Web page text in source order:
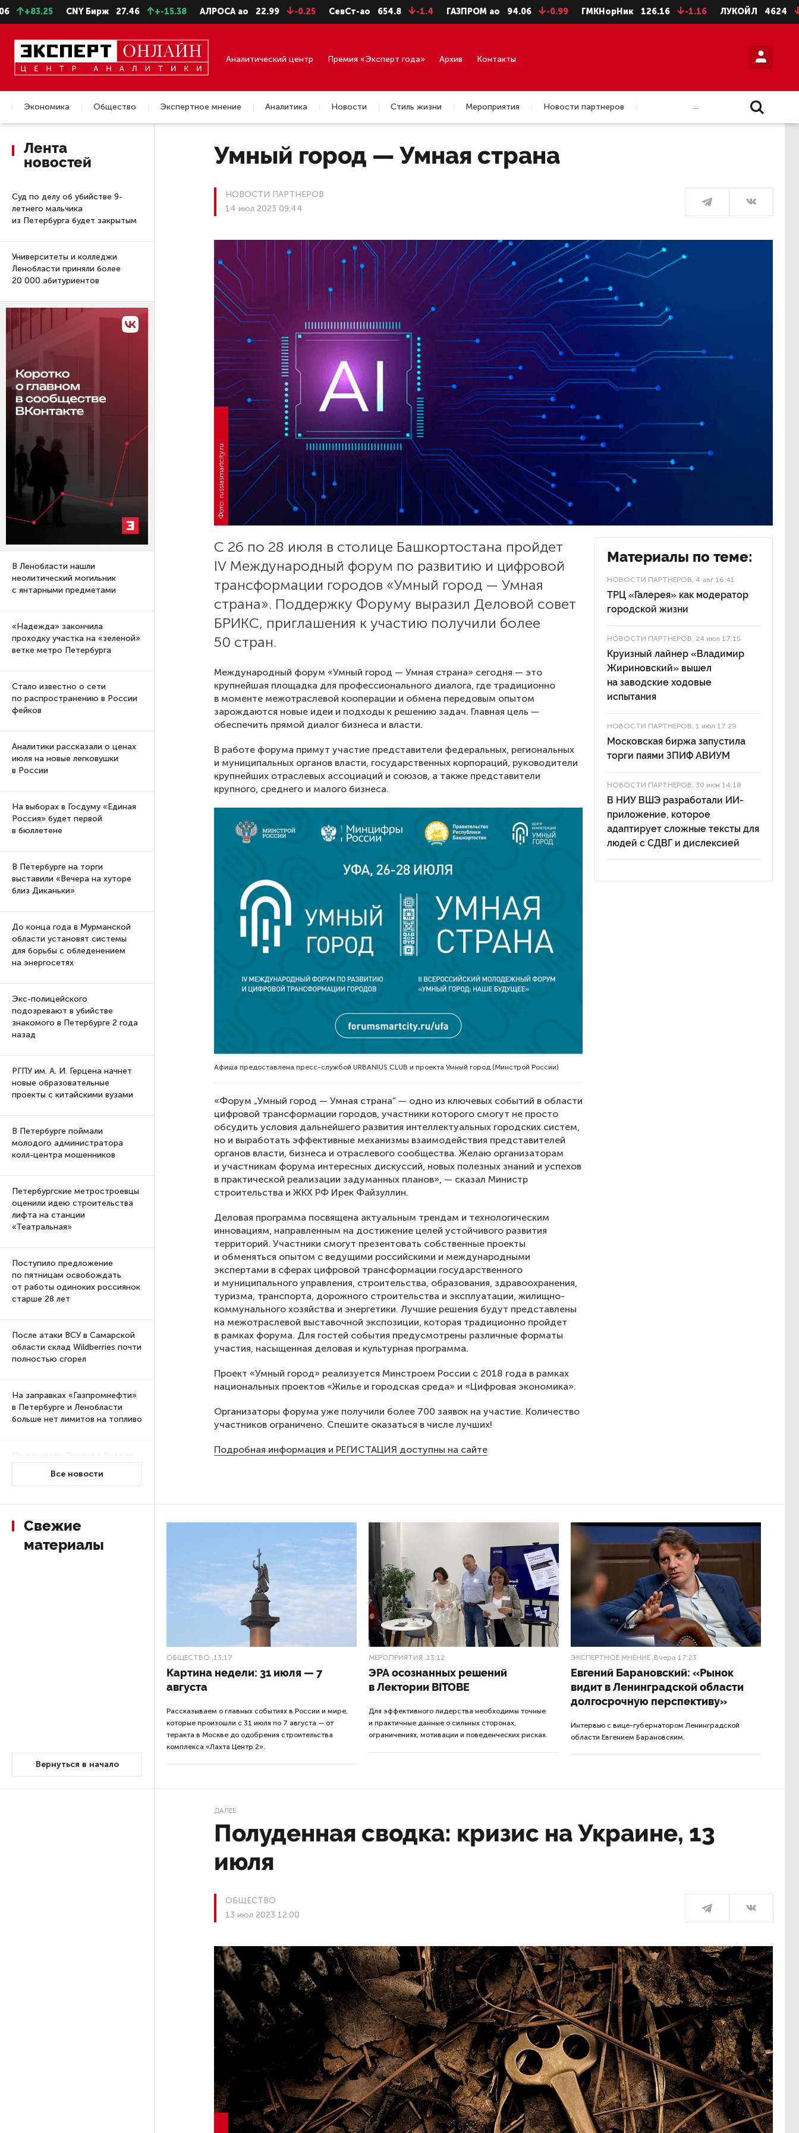
CNY Бирж 27.46 +-15.38 АЛРОСА ао 22.99 -0.25 СевСт-ао 654.8 -1.4 ГАЗПРОМ ао 94.06 -0.99 ГМКНорНик 126.16 -1.16 ЛУКОЙЛ 4624 -8
Аналитический центр Премия «Эксперт года» Архив Контакты
Экономика Общество Экспертное мнение Аналитика Новости Стиль жизни Мероприятия
Новости партнеров
Недвижимость
...
Лента
новостей
Суд по делу об убийстве 9-
летнего мальчика
из Петербурга будет закрытым
Университеты и колледжи
Ленобласти приняли более
20 000 абитуриентов
В Ленобласти нашли
неолитический могильник
с янтарными предметами
«Надежда» закончила
проходку участка на «зеленой»
ветке метро Петербурга
Стало известно о сети
по распространению в России
фейков
Аналитики рассказали о ценах
июля на новые легковушки
в России
На выборах в Госдуму «Единая
Россия» будет первой
в бюллетене
В Петербурге на торги
выставили «Вечера на хуторе
близ Диканьки»
До конца года в Мурманской
области установят системы
для борьбы с обледенением
на энергосетях
Экс-полицейского
подозревают в убийстве
знакомого в Петербурге 2 года
назад
РГПУ им. А. И. Герцена начнет
новые образовательные
проекты с китайскими вузами
В Петербурге поймали
молодого администратора
колл-центра мошенников
Петербургские метростроевцы
оценили идею строительства
лифта на станции
«Театральная»
Поступило предложение
по пятницам освобождать
от работы одиноких россиянок
старше 28 лет
После атаки ВСУ в Самарской
области склад Wildberries почти
полностью сгорел
На заправках «Газпромнефти»
в Петербурге и Ленобласти
больше нет лимитов на топливо
на продукты
о «скоординированных атаках»
Петербуржца будут судить
Все новости
Умный город — Умная страна
НОВОСТИ ПАРТНЕРОВ
14 июл 2023 09:44
Фото: russiasmartcity.ru
С 26 по 28 июля в столице Башкортостана пройдет
IV Международный форум по развитию и цифровой
трансформации городов «Умный город — Умная
страна». Поддержку Форуму выразил Деловой совет
БРИКС, приглашения к участию получили более
50 стран.
Международный форум «Умный город — Умная страна» сегодня — это
крупнейшая площадка для профессионального диалога, где традиционно
в моменте межотраслевой кооперации и обмена передовым опытом
зарождаются новые идеи и подходы к решению задач. Главная цель —
обеспечить прямой диалог бизнеса и власти.
В работе форума примут участие представители федеральных, региональных
и муниципальных органов власти, государственных корпораций, руководители
крупнейших отраслевых ассоциаций и союзов, а также представители
крупного, среднего и малого бизнеса.
Афиша предоставлена пресс-службой URBANIUS CLUB и проекта Умный город (Минстрой России)
«Форум „Умный город — Умная страна“ — одно из ключевых событий в области
цифровой трансформации городов, участники которого смогут не просто
обсудить условия дальнейшего развития интеллектуальных городских систем,
но и выработать эффективные механизмы взаимодействия представителей
органов власти, бизнеса и отраслевого сообщества. Желаю организаторам
и участникам форума интересных дискуссий, новых полезных знаний и успехов
в практической реализации задуманных планов», — сказал Министр
строительства и ЖКХ РФ Ирек Файзуллин.
Деловая программа посвящена актуальным трендам и технологическим
инновациям, направленным на достижение целей устойчивого развития
территорий. Участники смогут презентовать собственные проекты
и обменяться опытом с ведущими российскими и международными
экспертами в сферах цифровой трансформации государственного
и муниципального управления, строительства, образования, здравоохранения,
туризма, транспорта, дорожного строительства и эксплуатации, жилищно-
коммунального хозяйства и энергетики. Лучшие решения будут представлены
на межотраслевой выставочной экспозиции, которая традиционно пройдет
в рамках форума. Для гостей события предусмотрены различные форматы
участия, насыщенная деловая и культурная программа.
Проект «Умный город» реализуется Минстроем России с 2018 года в рамках
национальных проектов «Жилье и городская среда» и «Цифровая экономика».
Организаторы форума уже получили более 700 заявок на участие. Количество
участников ограничено. Спешите оказаться в числе лучших!
Подробная информация и РЕГИСТАЦИЯ доступны на сайте
Материалы по теме:
НОВОСТИ ПАРТНЕРОВ, 4 авг 16:41
ТРЦ «Галерея» как модератор
городской жизни
НОВОСТИ ПАРТНЕРОВ, 24 июл 17:15
Круизный лайнер «Владимир
Жириновский» вышел
на заводские ходовые
испытания
НОВОСТИ ПАРТНЕРОВ, 1 июл 17:29
Московская биржа запустила
торги паями ЗПИФ АВИУМ
НОВОСТИ ПАРТНЕРОВ, 30 июн 14:18
В НИУ ВШЭ разработали ИИ-
приложение, которое
адаптирует сложные тексты для
людей с СДВГ и дислексией
Свежие
материалы
Вернуться в начало
ОБЩЕСТВО ,13:17
Картина недели: 31 июля — 7
августа
Рассказываем о главных событиях в России и мире,
которые произошли с 31 июля по 7 августа — от
теракта в Москве до одобрения строительства
комплекса «Лахта Центр 2».
МЕРОПРИЯТИЯ ,13:12
ЭРА осознанных решений
в Лектории BITOBE
Для эффективного лидерства необходимы точные
и практичные данные о сильных сторонах,
ограничениях, мотивации и поведенческих рисках.
ЭКСПЕРТНОЕ МНЕНИЕ ,Вчера 17:23
Евгений Барановский: «Рынок
видит в Ленинградской области
долгосрочную перспективу»
Интервью с вице-губернатором Ленинградской
области Евгением Барановским.
ДАЛЕЕ
Полуденная сводка: кризис на Украине, 13
июля
ОБЩЕСТВО
13 июл 2023 12:00